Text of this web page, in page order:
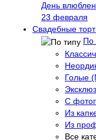
День
23 февраля
Свадебные
По
Голые
С
Из
Из
Все